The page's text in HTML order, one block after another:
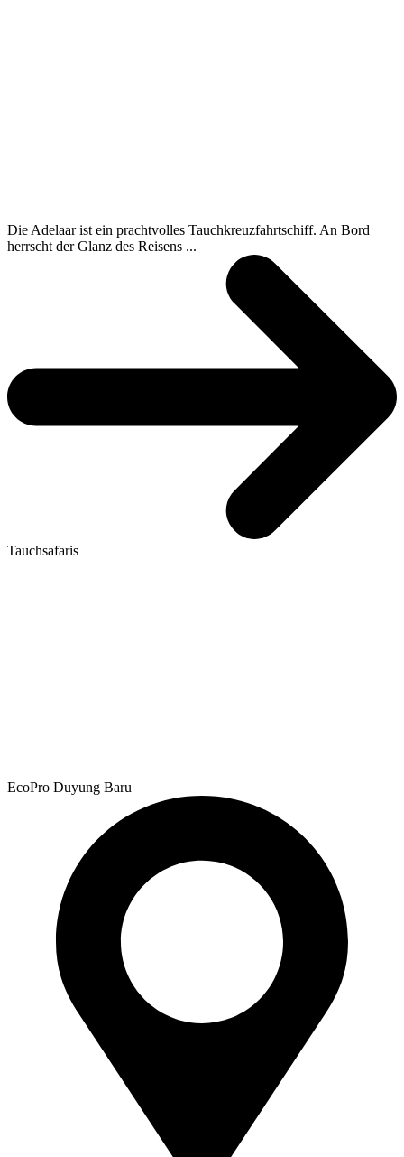
Die Adelaar ist ein prachtvolles Tauchkreuzfahrtschiff. An Bord
herrscht der Glanz des Reisens ...
Tauchsafaris
EcoPro Duyung Baru